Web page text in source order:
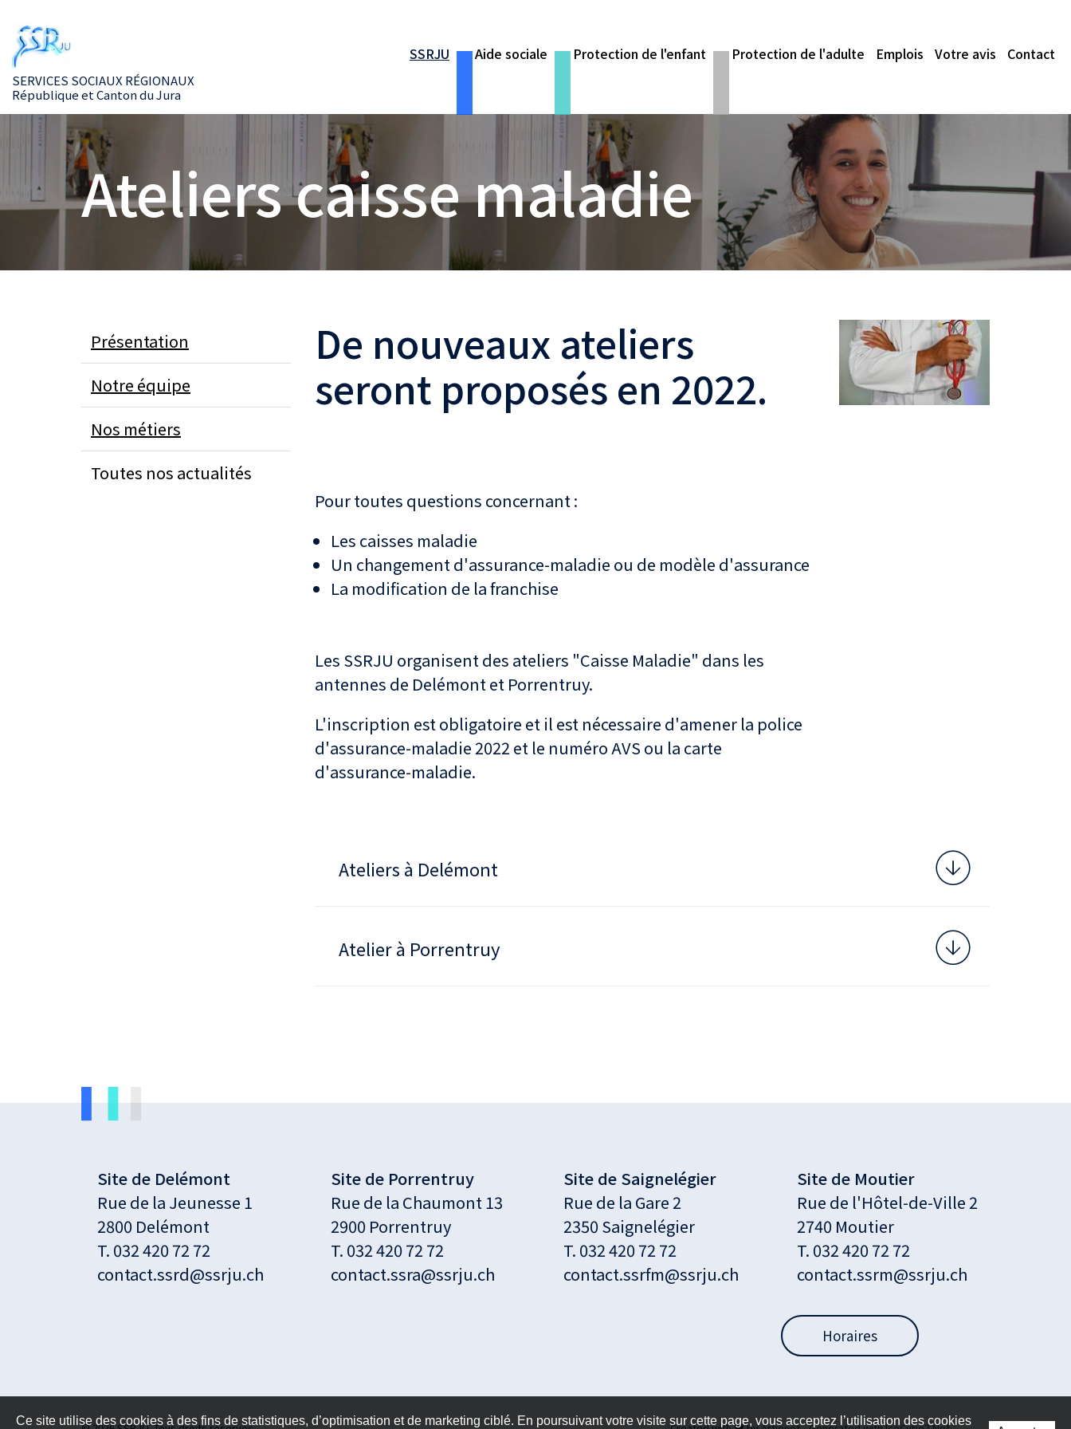
SERVICES SOCIAUX RÉGIONAUX
République et Canton du Jura
SSRJU Aide sociale Protection de l'enfant Protection de l'adulte Emplois Votre avis Contact
Ateliers caisse maladie
Présentation
Notre équipe
Nos métiers
Toutes nos actualités
De nouveaux ateliers
seront proposés en 2022.
Pour toutes questions concernant :
Les caisses maladie
Un changement d'assurance-maladie ou de modèle d'assurance
La modification de la franchise
Les SSRJU organisent des ateliers "Caisse Maladie" dans les
antennes de Delémont et Porrentruy.
L'inscription est obligatoire et il est nécessaire d'amener la police
d'assurance-maladie 2022 et le numéro AVS ou la carte
d'assurance-maladie.
Ateliers à Delémont
Atelier à Porrentruy
Site de Delémont
Rue de la Jeunesse 1
2800 Delémont
T. 032 420 72 72
contact.ssrd@ssrju.ch
Site de Porrentruy
Rue de la Chaumont 13
2900 Porrentruy
T. 032 420 72 72
contact.ssra@ssrju.ch
Site de Saignelégier
Rue de la Gare 2
2350 Saignelégier
T. 032 420 72 72
contact.ssrfm@ssrju.ch
Site de Moutier
Rue de l'Hôtel-de-Ville 2
2740 Moutier
T. 032 420 72 72
contact.ssrm@ssrju.ch
Horaires
Ce site utilise des cookies à des fins de statistiques, d’optimisation et de marketing ciblé. En poursuivant votre visite sur cette page, vous acceptez l’utilisation des cookies